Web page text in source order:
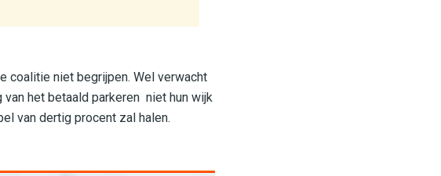
coalitie niet begrijpen. Wel verwacht
het betaald parkeren niet hun wijk
van dertig procent zal halen.